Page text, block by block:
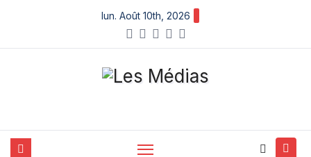
content
lun. Août 10th, 2026